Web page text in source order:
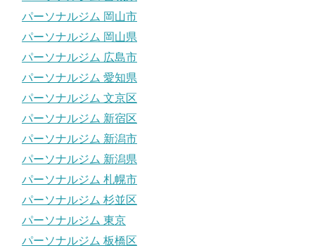
パーソナルジム 岡山市
パーソナルジム 岡山県
パーソナルジム 広島市
パーソナルジム 愛知県
パーソナルジム 文京区
パーソナルジム 新宿区
パーソナルジム 新潟市
パーソナルジム 新潟県
パーソナルジム 札幌市
パーソナルジム 杉並区
パーソナルジム 東京
パーソナルジム 板橋区